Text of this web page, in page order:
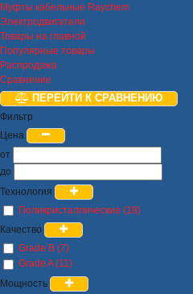
Муфты кабельные Raychem
Электродвигатели
Товары на главной
Популярные товары
Распродажа
Сравнение
ПЕРЕЙТИ К СРАВНЕНИЮ
Фильтр
Цена
от
до
Технология
Поликристаллические (18)
Качество
Grade B (7)
Grade A (11)
Мощность